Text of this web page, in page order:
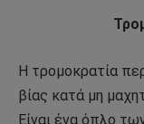
Η τρομοκρατία
βίας κατά μη
Είναι ένα όπλο